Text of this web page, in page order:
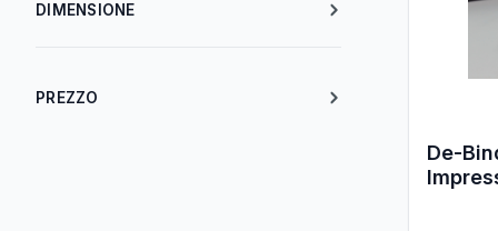
DIMENSIONE
PREZZO
De-